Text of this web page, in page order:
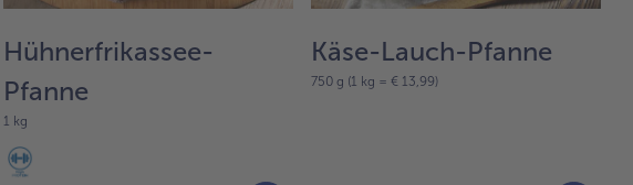
Hühnerfrikassee-
Pfanne
1 kg
Käse-Lauch-Pfanne
750 g (1 kg = € 13,99)